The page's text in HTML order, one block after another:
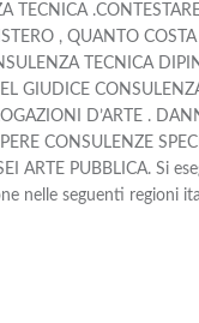
TECNICA
, QUANTO
TECNICA
GIUDICE
D’ARTE .
CONSULENZE
ARTE PUBBLICA. Si
nelle seguenti regioni